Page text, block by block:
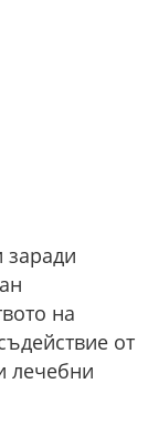
на
от
лечебни